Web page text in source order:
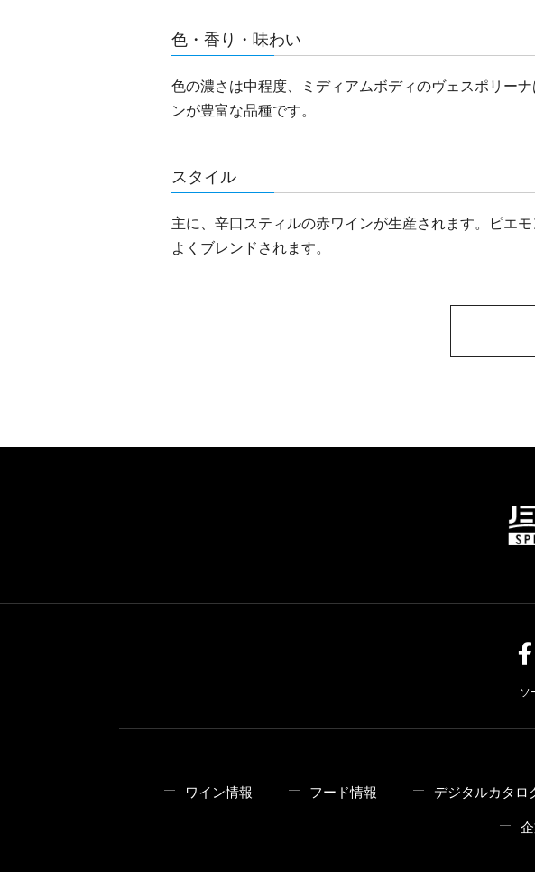
色・香り・味わい
色の濃さは中程度、ミディアムボディのヴェスポリー
ンが豊富な品種です。
スタイル
主に、辛口スティルの赤ワインが生産されます。ピエ
よくブレンドされます。
ソ
ワイン情報 フード情報 デジタルカタロ